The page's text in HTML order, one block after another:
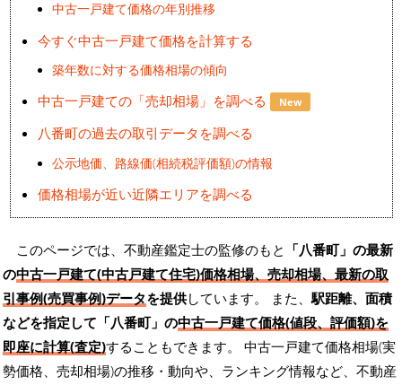
中古一戸建て価格の年別推移
今すぐ中古一戸建て価格を計算する
築年数に対する価格相場の傾向
中古一戸建ての「売却相場」を調べる New
八番町の過去の取引データを調べる
公示地価、路線価(相続税評価額)の情報
価格相場が近い近隣エリアを調べる
このページでは、不動産鑑定士の監修のもと 「八番町」の最新
の中古一戸建て(中古戸建て住宅)価格相場、売却相場、最新の取
引事例(売買事例)データを提供しています。 また、駅距離、面積
などを指定して「八番町」の中古一戸建て価格(値段、評価額)を
即座に計算(査定)することもできます。 中古一戸建て価格相場(実
勢価格、売却相場)の推移・動向や、ランキング情報など、不動産